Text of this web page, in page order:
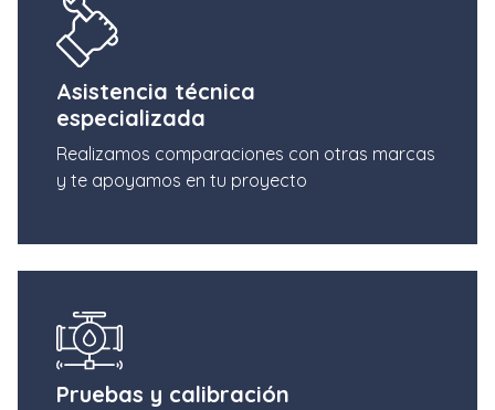
Asistencia técnica
especializada
Realizamos comparaciones con otras marcas
y te apoyamos en tu proyecto
Pruebas y calibración